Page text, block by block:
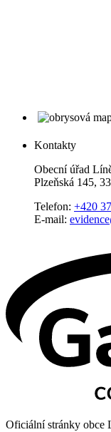
Kontakty
Obecní úřad
Plzeňská 145,
Telefon: +420
E-mail:
Oficiální stránky obce